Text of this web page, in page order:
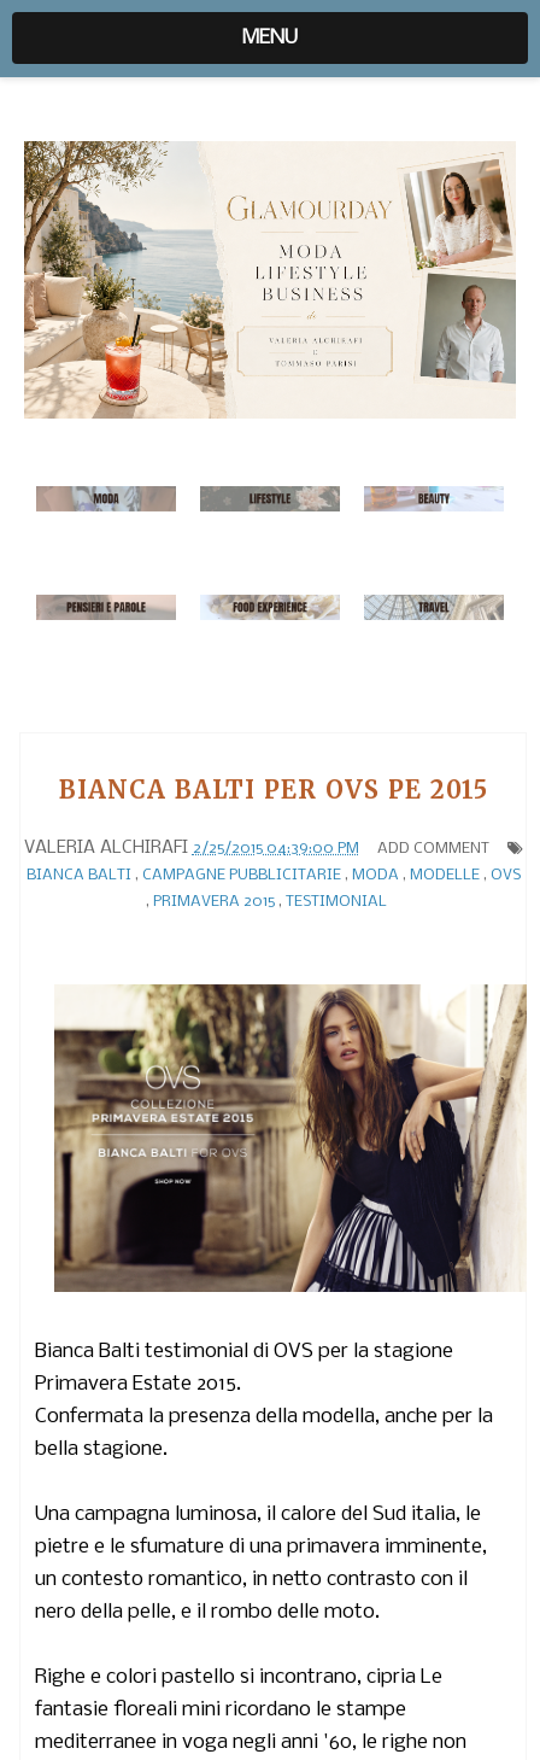
expr:lang=it;data:blog.locale
MENU
BIANCA BALTI PER OVS PE 2015
VALERIA ALCHIRAFI 2/25/2015 04:39:00 PM
ADD COMMENT
BIANCA BALTI , CAMPAGNE PUBBLICITARIE, MODA , MODELLE, OVS
, PRIMAVERA 2015, TESTIMONIAL
Bianca Baltitestimonial diOVSper la stagione
Primavera Estate 2015.
Confermata la presenza della modella, anche per la
bella stagione.
Una campagna luminosa, il calore del Sud italia, le
pietre e le sfumature di una primavera imminente,
un contesto romantico, in netto contrasto con il
nero della pelle, e il rombo delle moto.
Righe e colori pastello si incontrano, cipria Le
fantasie floreali mini ricordano le stampe
mediterranee in voga negli anni '60, le righe non